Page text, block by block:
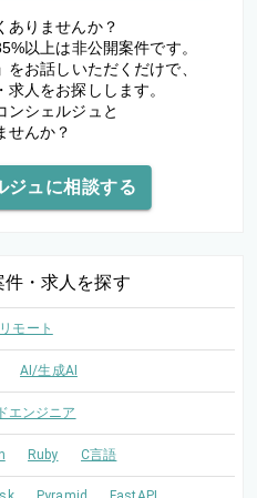
ありませんか？
以上は非公開案件です。
をお話しいただくだけで、
人をお探しします。
ンシェルジュと
せんか？
ジュに相談する
・求人を探す
モート
AI/生成AI
エンジニア
Ruby C言語